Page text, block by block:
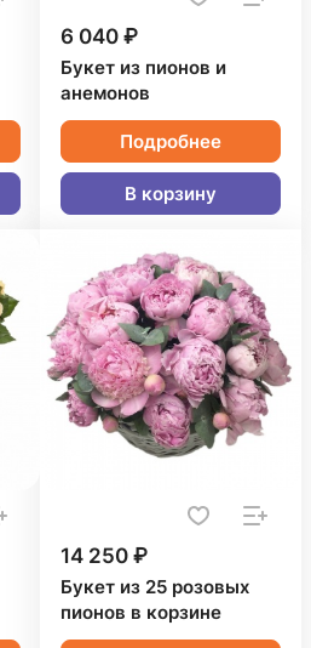
6 040 ₽
Букет из пионов и
анемонов
Подробнее
В корзину
14 250 ₽
Букет из 25 розовых
пионов в корзине